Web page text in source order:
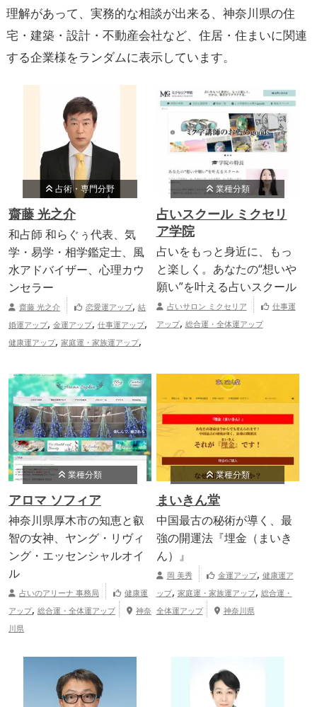
理解があって、実務的な相談が出来る、神奈川県の住
宅・建築・設計・不動産会社など、住居・住まいに関連
する企業様をランダムに表示しています。
占術・専門分野
齋藤 光之介
和占師 和らぐぅ代表、気
学・易学・相学鑑定士、風
水アドバイザー、心理カウ
ンセラー
齋藤 光之介 恋愛運アップ,結
婚運アップ,金運アップ,仕事運アップ,
健康運アップ,家庭運・家族運アップ,
業種分類
占いスクール ミクセリ
ア学院
占いをもっと身近に、もっ
と楽しく。あなたの“想いや
願い”を叶える占いスクール
占いサロン ミクセリア
仕事運
アップ, 総合運・全体運アップ
業種分類
アロマ ソフィア
神奈川県厚木市の知恵と叡
智の女神、ヤング・リヴィ
ング・エッセンシャルオイ
ル
占いのアリーナ 事務局
健康運
アップ,総合運・全体運アップ
神奈
川県
業種分類
まいきん堂
中国最古の秘術が導く、最
強の開運法『埋金（まいき
ん）』
岡 美秀 金運アップ, 健康運ア
ップ, 家庭運・家族運アップ, 総合運・
全体運アップ
神奈川県